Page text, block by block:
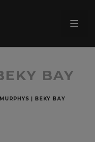
BAY
| BEKY BAY